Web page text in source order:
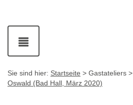
Navigation
ein-
und
Sie sind hier: Startseite > Gastateliers >
Oswald (Bad Hall, März 2020)